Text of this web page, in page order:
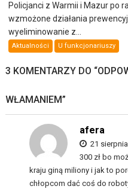
Policjanci z Warmii i Mazur po
wzmożone działania
wyeliminowanie z...
Aktualności U funkcjonariuszy
3 KOMENTARZY DO “
WŁAMANIEM”
afera
21
300 zł bo
kraju giną miliony i jak to
chłopcom dać coś do